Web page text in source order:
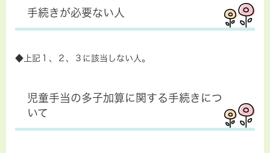
手続きが必要ない人
◆上記１、２、３に該当しない人。
児童手当の多子加算に関する手続きにつ
いて